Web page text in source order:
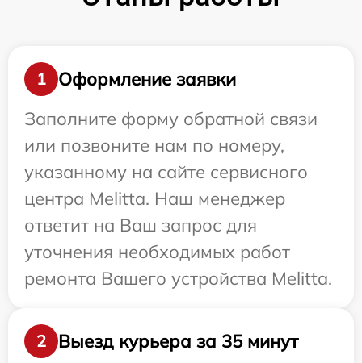
1
Оформление заявки
Заполните форму обратной связи
или позвоните нам по номеру,
указанному на сайте сервисного
центра Melitta. Наш менеджер
ответит на Ваш запрос для
уточнения необходимых работ
ремонта Вашего устройства Melitta.
2 Выезд курьера за 35 минут